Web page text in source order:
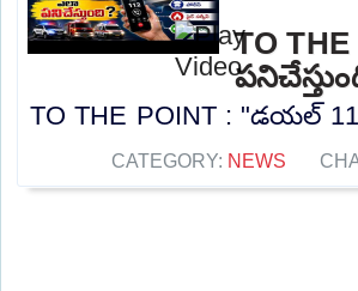
TO
TO THE POINT : "డయల్
CATEGORY: NEWS